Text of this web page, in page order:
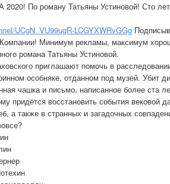
По роману Татьяны Устиновой! Сто
UCgN_VU99ugR-LCGYXWRvGGg
Минимум рекламы, максимум
романа Татьяны Устиновой.
приглашают помочь в
особняке, отданном под музей. Убит
чашка и письмо, написанное более ста
придётся восстановить события вековой
а также в странных и загадочных